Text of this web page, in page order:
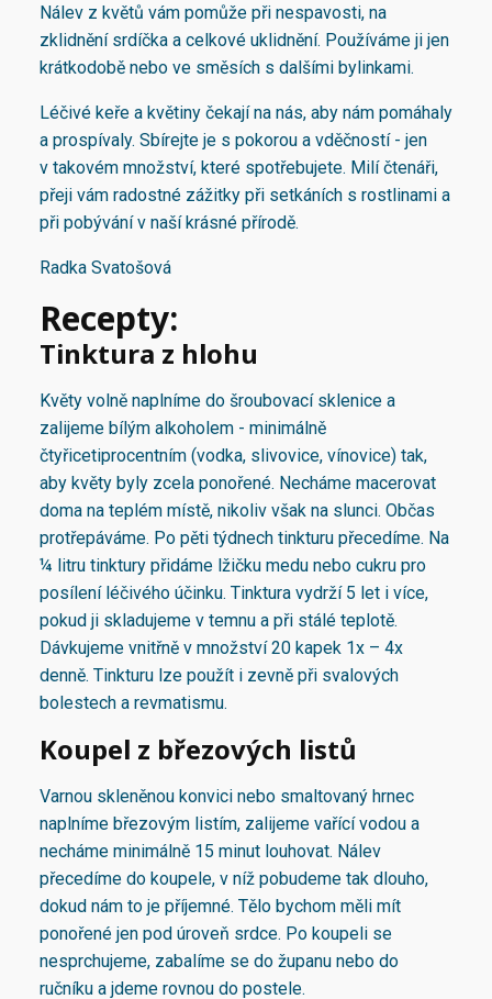
Nálev z květů vám pomůže při nespavosti, na
zklidnění srdíčka a celkové uklidnění. Používáme ji jen
krátkodobě nebo ve směsích s dalšími bylinkami.
Léčivé keře a květiny čekají na nás, aby nám pomáhaly
a prospívaly. Sbírejte je s pokorou a vděčností - jen
v takovém množství, které spotřebujete. Milí čtenáři,
přeji vám radostné zážitky při setkáních s rostlinami a
při pobývání v naší krásné přírodě.
Radka Svatošová
Recepty:
Tinktura z hlohu
Květy volně naplníme do šroubovací sklenice a
zalijeme bílým alkoholem - minimálně
čtyřicetiprocentním (vodka, slivovice, vínovice) tak,
aby květy byly zcela ponořené. Necháme macerovat
doma na teplém místě, nikoliv však na slunci. Občas
protřepáváme. Po pěti týdnech tinkturu přecedíme. Na
¼ litru tinktury přidáme lžičku medu nebo cukru pro
posílení léčivého účinku. Tinktura vydrží 5 let i více,
pokud ji skladujeme v temnu a při stálé teplotě.
Dávkujeme vnitřně v množství 20 kapek 1x – 4x
denně. Tinkturu lze použít i zevně při svalových
bolestech a revmatismu.
Koupel z březových listů
Varnou skleněnou konvici nebo smaltovaný hrnec
naplníme březovým listím, zalijeme vařící vodou a
necháme minimálně 15 minut louhovat. Nálev
přecedíme do koupele, v níž pobudeme tak dlouho,
dokud nám to je příjemné. Tělo bychom měli mít
ponořené jen pod úroveň srdce. Po koupeli se
nesprchujeme, zabalíme se do županu nebo do
ručníku a jdeme rovnou do postele.